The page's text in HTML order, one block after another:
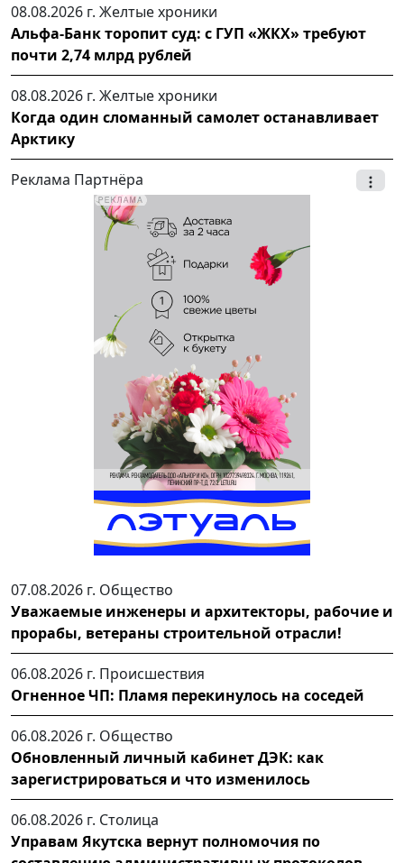
08.08.2026 г. Желтые хроники
Альфа-Банк торопит суд: с ГУП «ЖКХ» требуют
почти 2,74 млрд рублей
08.08.2026 г. Желтые хроники
Когда один сломанный самолет останавливает
Арктику
Реклама Партнёра
07.08.2026 г. Общество
Уважаемые инженеры и архитекторы, рабочие и
прорабы, ветераны строительной отрасли!
06.08.2026 г. Происшествия
Огненное ЧП: Пламя перекинулось на соседей
06.08.2026 г. Общество
Обновленный личный кабинет ДЭК: как
зарегистрироваться и что изменилось
06.08.2026 г. Столица
Управам Якутска вернут полномочия по